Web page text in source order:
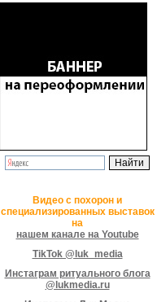
Видео с похорон и
специализированных выставок
на
нашем канале на Youtube
TikTok @luk_media
Инстаграм ритуального блога
@lukmedia.ru